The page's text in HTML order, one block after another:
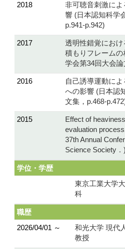
2018
非可聴音刺激に
響 (日本認知科学
p.941-p.942)
2017
透明性錯覚にお
積もりフレーム
学会第34回大会
2016
自己誘導運動に
への影響 (日本認
文集，p.468-
2015
Effect of
evaluation
37th Annual
Science Society．)
学位・学歴
東京工業大学
科
職歴
2026/04/01 ～
和光大学 現代
教授